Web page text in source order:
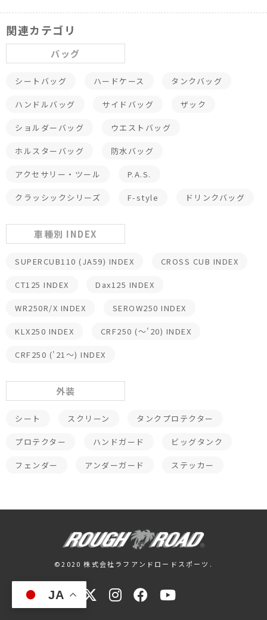
関連カテゴリ
バッグ
シートバッグ ハードケース タンクバッグ
ハンドルバッグ サイドバッグ ザック
ショルダーバッグ ウエストバッグ
ホルスターバッグ 防水バッグ
アクセサリー・ツール P.A.S.
クラッシックシリーズ F-style ドリンクバッグ
車種別 INDEX
SUPERCUB110 (JA59) INDEX CROSS CUB INDEX
CT125 INDEX Dax125 INDEX
WR250R/X INDEX SEROW250 INDEX
KLX250 INDEX CRF250 (～'20) INDEX
CRF250 ('21～) INDEX
外装
シート スクリーン タンクプロテクター
プロテクター ハンドガード ビッグタンク
フェンダー アンダーガード ステッカー
©2020 株式会社ラフアンドロードスポーツ.
JA